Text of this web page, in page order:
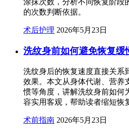
涂抹次数，分析不同恢复阶段
的次数判断依据。
术后护理 2026年5月23日
洗纹身前如何避免恢复缓
洗纹身后的恢复速度直接关系
效果。本文从身体代谢、营养
惯等角度，讲解洗纹身前如何
容实用客观，帮助读者缩短恢
术前指南 2026年5月23日